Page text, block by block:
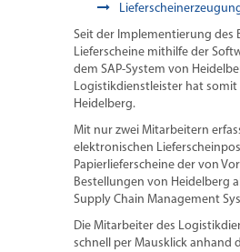
Seit der Implementierung des
Lieferscheine mithilfe der
dem SAP-System von
Logistikdienstleister hat
Heidelberg.
Mit nur zwei Mitarbeitern
elektronischen
Papierlieferscheine der von
Bestellungen von Heidelberg
Supply Chain Management
Die Mitarbeiter des
schnell per Mausklick anhand